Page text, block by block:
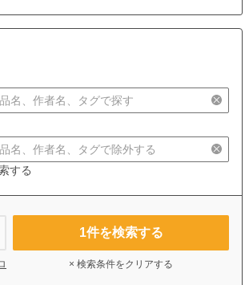
する
1件を検索する
× 検索条件をクリアする